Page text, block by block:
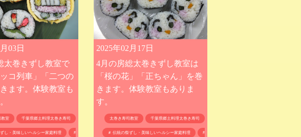
03日
太巻きずし教室で
コ列車」「二つの
ます。体験教室も
教室 千葉県郷土料理太巻き寿司
し・美味しいヘルシー家庭料理 #
2025年02月17日
4月の房総太巻きずし教室は
「桜の花」「正ちゃん」を巻
きます。体験教室もありま
す。
太巻き寿司教室 千葉県郷土料理太巻き寿司
＃ 伝統の祭ずし・美味しいヘルシー家庭料理 #